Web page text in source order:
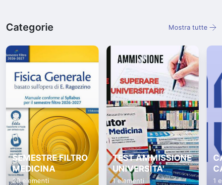
Categorie Mostra tutte
SEMESTRE FILTRO
MEDICINA
20 elementi
TEST AMMISSIONE
UNIVERSITA'
1 elementi 1